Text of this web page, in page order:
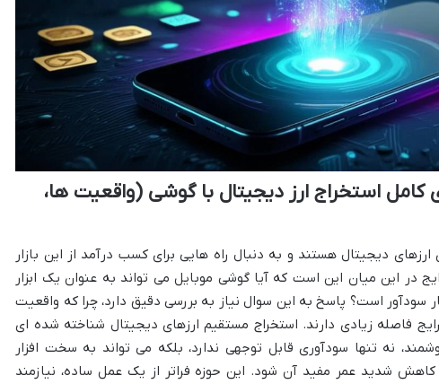
کامل استخراج ارز دیجیتال با گوشی (واقعیت ها،
دیجیتال هستند و به دنبال راه هایی برای کسب درآمد از این بازار
در این میان این است که آیا گوشی موبایل می تواند به عنوان یک ابزار
سودآور است؟ پاسخ به این سوال نیاز به بررسی دقیق دارد، چرا که واقعیت
فاصله زیادی دارند. استخراج مستقیم ارزهای دیجیتال شناخته شده ای
نه تنها سودآوری قابل توجهی ندارد، بلکه می تواند به سخت افزار
شدید عمر مفید آن شود. این حوزه فراتر از یک عمل ساده، نیازمند